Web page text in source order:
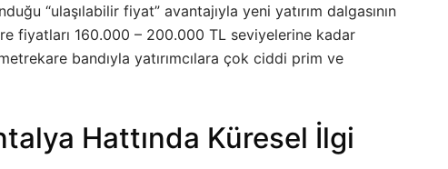
“ulaşılabilir fiyat” avantajıyla yeni yatırım dalgasının
fiyatları 160.000 – 200.000 TL seviyelerine kadar
bandıyla yatırımcılara çok ciddi prim ve
Hattında Küresel İlgi